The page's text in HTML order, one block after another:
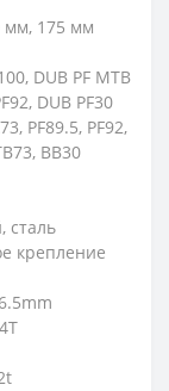
мм, 175 мм
DUB PF MTB
DUB PF30
PF89.5, PF92,
BB30
сталь
крепление